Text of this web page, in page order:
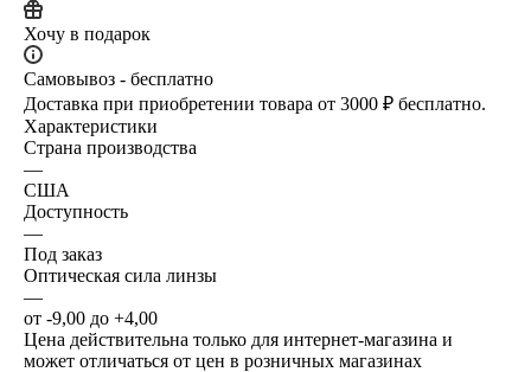
Хочу в подарок
Самовывоз - бесплатно
Доставка при приобретении товара от 3000 ₽ бесплатно.
Характеристики
Страна производства
—
США
Доступность
—
Под заказ
Оптическая сила линзы
—
от -9,00 до +4,00
Цена действительна только для интернет-магазина и
может отличаться от цен в розничных магазинах